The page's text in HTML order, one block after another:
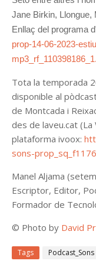
Jane Birkin, Llongue,
Enllaç del programa
prop-14-06-2023-
Tota la temporada
disponible al
de Montcada i
des de laveu.cat (La
plataforma ivoox:
sons-
Manel Aljama
Escriptor, Editor,
Formador de
© Photo by David
Tags Podcast_Sons